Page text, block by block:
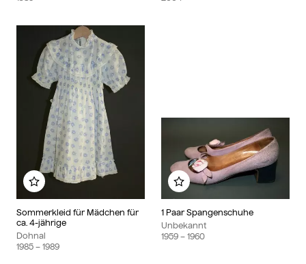
Sommerkleid für Mädchen für
ca. 4-jährige
Dohnal
1985 – 1989
Zu meinem Album hinzufügen
1 Paar Spangenschuhe
Unbekannt
1959 – 1960
Zu meinem Album